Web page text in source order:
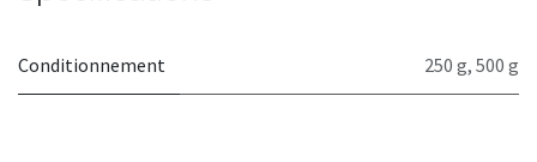
Conditionnement 250 g, 500 g